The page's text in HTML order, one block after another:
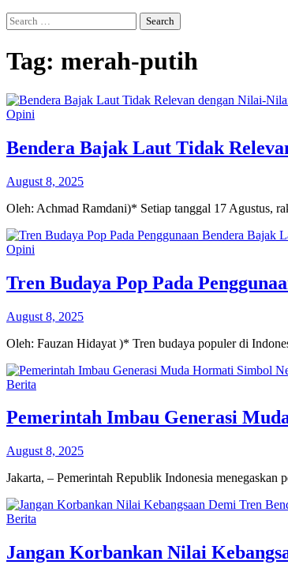
Search
for:
Tag: merah-putih
Opini
Bendera Bajak Laut Tidak
August 8, 2025
Oleh: Achmad Ramdani)* Setiap tanggal 17 Agustus,
Opini
Tren Budaya Pop Pada
August 8, 2025
Oleh: Fauzan Hidayat )* Tren budaya populer di
Berita
Pemerintah Imbau Generasi
August 8, 2025
Jakarta, – Pemerintah Republik Indonesia
Berita
Jangan Korbankan Nilai